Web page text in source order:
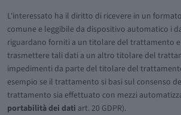
L'interessato ha il diritto di ricevere in un
comune e leggibile da dispositivo automatico i
riguardano forniti a un titolare del trattamento
trasmettere tali dati a un altro titolare del
impedimenti da parte del titolare del
esempio se il trattamento si basi sul consenso
trattamento sia effettuato con mezzi
portabilità dei dati art. 20 GDPR).